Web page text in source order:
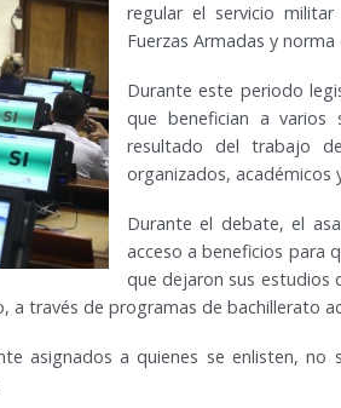
regular el servicio
Fuerzas Armadas y
Durante este periodo
que benefician a varios
resultado del trabajo
organizados, académicos
Durante el debate, el
acceso a beneficios para
que dejaron sus estudios
través de programas de bachillerato
asignados a quienes se enlisten,